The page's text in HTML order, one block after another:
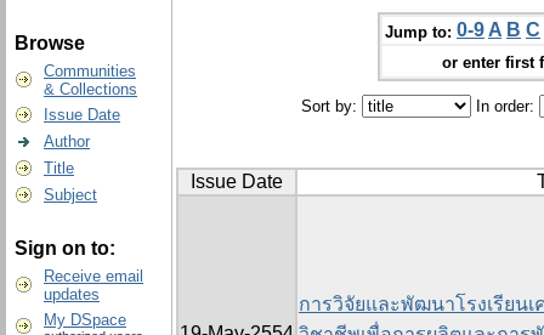
Browse
Communities
& Collections
Issue Date
Author
Title
Subject
Sign on to:
Receive email
updates
My DSpace
Jump to: 0-9 A B C
or enter first
Sort by: In order:
Issue Date
การวิจัยและพัฒนาโรงเรียน